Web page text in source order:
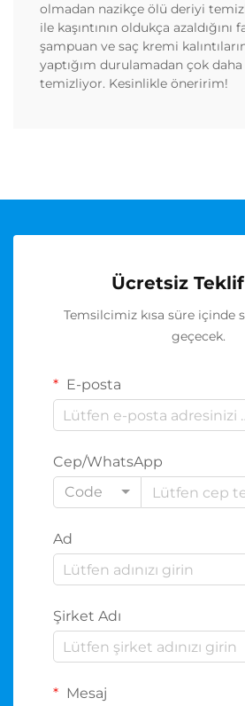
olmadan nazikçe ölü deriyi
ile kaşıntının oldukça azaldığını
şampuan ve saç kremi
yaptığım durulamadan çok
temizliyor. Kesinlikle öneririm!
Ücretsiz Teklif
Temsilcimiz kısa süre içinde
geçecek.
E-posta
Cep/WhatsApp
Code
Ad
Şirket Adı
Mesaj